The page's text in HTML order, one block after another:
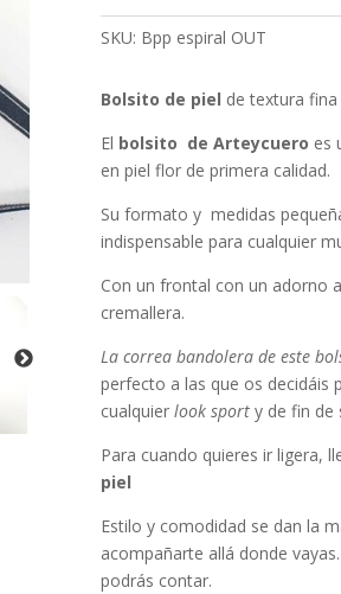
con
Espiral.
SKU: Bpp espiral OUT
Bolsito de piel de textura
El bolsito de Arteycuero es
en piel flor de primera calidad.
Su formato y medidas
indispensable para cualquier
Con un frontal con un adorno
cremallera.
La correa bandolera de este
perfecto a las que os decidáis
cualquier look sporty de fin de
Para cuando quieres ir ligera,
piel
Estilo y comodidad se dan la
acompañarte allá donde
podrás contar.